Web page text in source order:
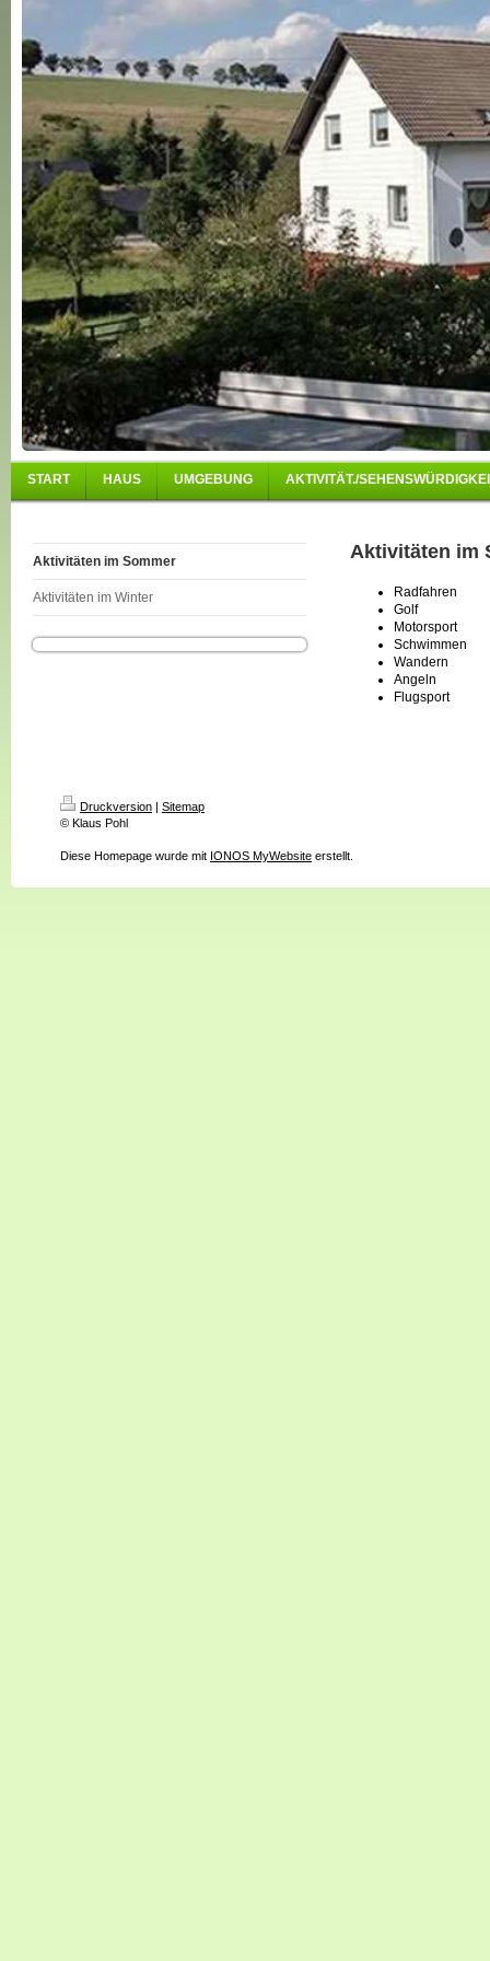
START HAUS UMGEBUNG AKTIVITÄT./
Aktivitäten im Sommer
Aktivitäten im Winter
Aktivitäten im
Radfahren
Golf
Motorsport
Schwimmen
Wandern
Angeln
Flugsport
Druckversion | Sitemap
© Klaus Pohl
Diese Homepage wurde mit IONOS MyWebsite erstellt.